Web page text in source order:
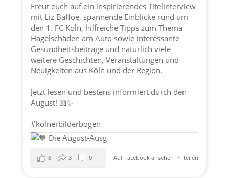
Freut euch auf ein inspirierendes Titelinterview
mit Liz Baffoe, spannende Einblicke rund um
den 1. FC Köln, hilfreiche Tipps zum Thema
Hagelschäden am Auto sowie interessante
Gesundheitsbeiträge und natürlich viele
weitere Geschichten, Veranstaltungen und
Neuigkeiten aus Köln und der Region.
Jetzt lesen und bestens informiert durch den
August! 📖✨
#kölnerbilderbogen
Auf Facebook ansehen · teilen
8 3 0